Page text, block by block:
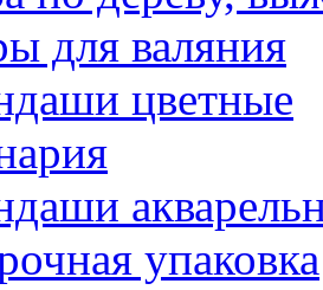
для валяния
цветные
упаковка